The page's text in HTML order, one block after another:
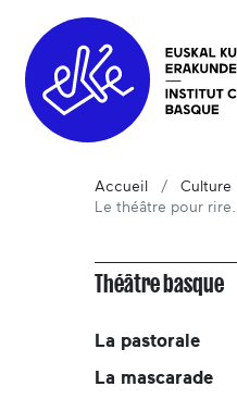
Accueil Culture
Le théâtre pour
Théâtre basque
La pastorale
La mascarade